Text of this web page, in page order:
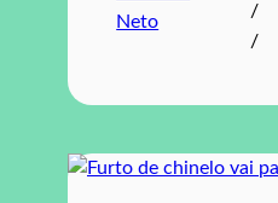
Neto
/
/